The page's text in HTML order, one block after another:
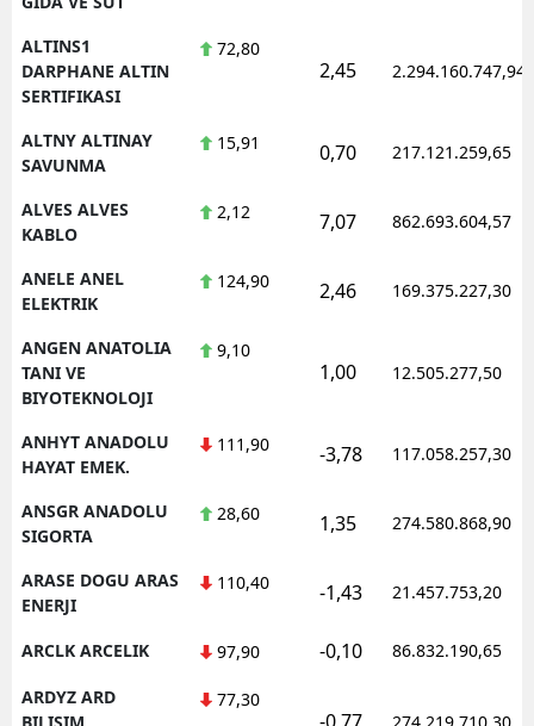
ALTINS1
DARPHANE ALTIN
SERTIFIKASI
72,80
2,45 2.294.160.747,94
ALTNY ALTINAY
SAVUNMA
15,91 0,70 217.121.259,65
ALVES ALVES
KABLO
2,12 7,07 862.693.604,57
ANELE ANEL
ELEKTRIK
124,90 2,46 169.375.227,30
ANGEN ANATOLIA
TANI VE
BIYOTEKNOLOJI
9,10
1,00 12.505.277,50
ANHYT ANADOLU
HAYAT EMEK.
111,90 -3,78 117.058.257,30
ANSGR ANADOLU
SIGORTA
28,60 1,35 274.580.868,90
ARASE DOGU ARAS
ENERJI
110,40 -1,43 21.457.753,20
ARCLK ARCELIK 97,90 -0,10 86.832.190,65
ARDYZ ARD
BILISIM
77,30
-0,77 274.219.710,30